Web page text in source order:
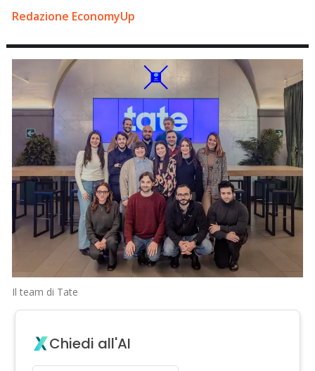
Redazione EconomyUp
Il team di Tate
Chiedi all'AI